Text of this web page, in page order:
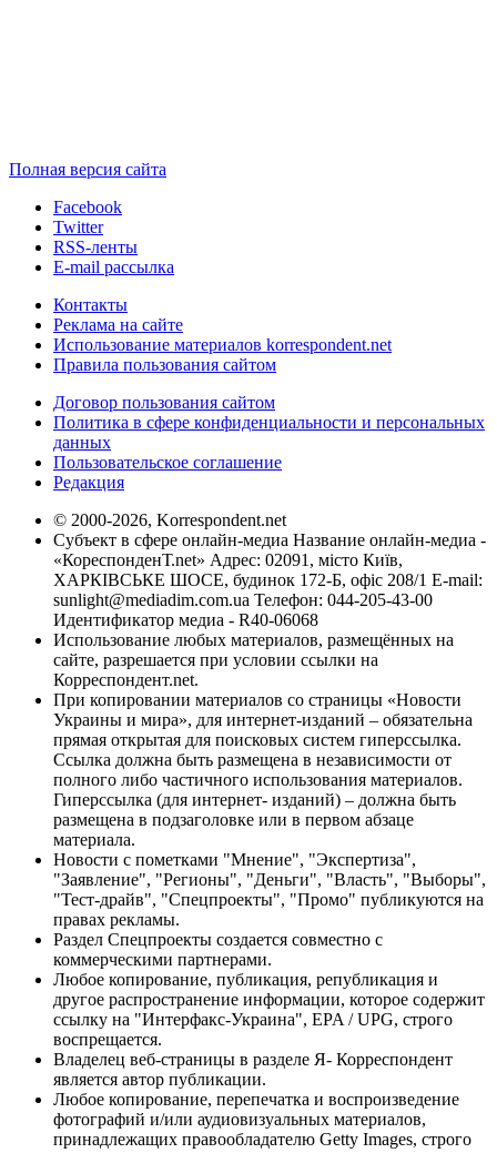
Полная версия сайта
Facebook
Twitter
RSS-ленты
E-mail рассылка
Контакты
Реклама на сайте
Использование материалов korrespondent.net
Правила пользования сайтом
Договор пользования сайтом
Политика в сфере конфиденциальности и персональных
данных
Пользовательское соглашение
Редакция
© 2000-2026, Korrespondent.net
Субъект в сфере онлайн-медиа Название онлайн-медиа -
«КореспонденТ.net» Адрес: 02091, місто Київ,
ХАРКІВСЬКЕ ШОСЕ, будинок 172-Б, офіс 208/1 E-mail:
sunlight@mediadim.com.ua Телефон: 044-205-43-00
Идентификатор медиа - R40-06068
Использование любых материалов, размещённых на
сайте, разрешается при условии ссылки на
Корреспондент.net.
При копировании материалов со страницы «Новости
Украины и мира», для интернет-изданий – обязательна
прямая открытая для поисковых систем гиперссылка.
Ссылка должна быть размещена в независимости от
полного либо частичного использования материалов.
Гиперссылка (для интернет- изданий) – должна быть
размещена в подзаголовке или в первом абзаце
материала.
Новости с пометками "Мнение", "Экспертиза",
"Заявление", "Регионы", "Деньги", "Власть", "Выборы",
"Тест-драйв", "Спецпроекты", "Промо" публикуются на
правах рекламы.
Раздел Спецпроекты создается совместно с
коммерческими партнерами.
Любое копирование, публикация, републикация и
другое распространение информации, которое содержит
ссылку на "Интерфакс-Украина", EPA / UPG, строго
воспрещается.
Владелец веб-страницы в разделе Я- Корреспондент
является автор публикации.
Любое копирование, перепечатка и воспроизведение
фотографий и/или аудиовизуальных материалов,
принадлежащих правообладателю Getty Images, строго